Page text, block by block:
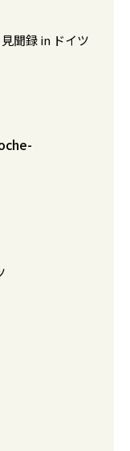
聞録 in ドイツ